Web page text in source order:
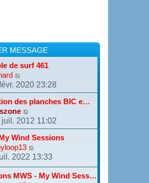
MESSAGE
de surf 461
o
i
r
l
e
d
e
r
n
i
r
m
2020 23:28
des planches BIC e…
o
i
r
l
e
d
e
r
juil. 2012 11:02
Wind Sessions
o
l
2022 13:33
MWS - My Wind Sess…